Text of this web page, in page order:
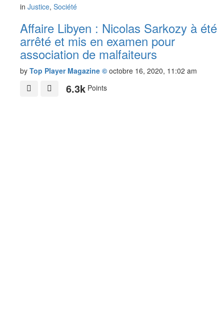
in Justice, Société
Affaire Libyen : Nicolas Sarkozy à été
arrêté et mis en examen pour
association de malfaiteurs
by Top Player Magazine © octobre 16, 2020, 11:02 am
6.3k Points